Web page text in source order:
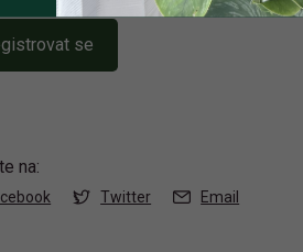
se
na:
Twitter Email